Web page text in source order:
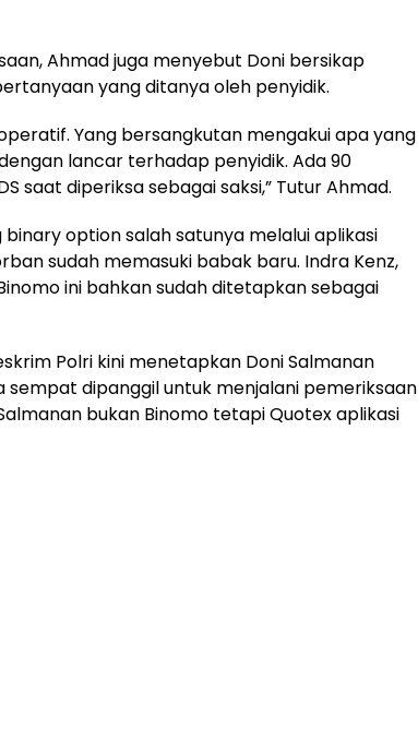
Ahmad juga menyebut Doni bersikap
yang ditanya oleh penyidik.
Yang bersangkutan mengakui apa yang
lancar terhadap penyidik. Ada 90
saat diperiksa sebagai saksi,” Tutur Ahmad.
option salah satunya melalui aplikasi
sudah memasuki babak baru. Indra Kenz,
ini bahkan sudah ditetapkan sebagai
Polri kini menetapkan Doni Salmanan
sempat dipanggil untuk menjalani pemeriksaan
bukan Binomo tetapi Quotex aplikasi